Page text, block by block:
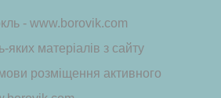
- www.borovik.com
яких матеріалів з сайту
розміщення активного